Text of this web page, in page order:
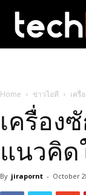
Home ข่าวไอที เครื่
เครื่อง
แนวคิด
By jirapornt - October